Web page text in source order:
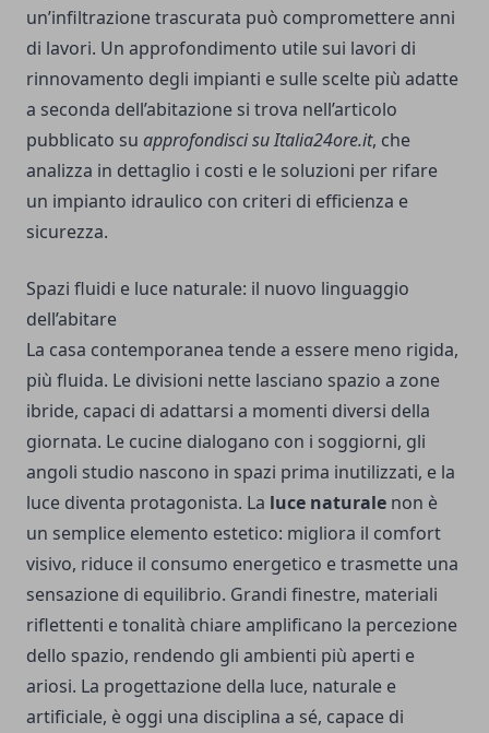
un’infiltrazione trascurata può compromettere anni
di lavori. Un approfondimento utile sui lavori di
rinnovamento degli impianti e sulle scelte più adatte
a seconda dell’abitazione si trova nell’articolo
pubblicato su approfondisci su Italia24ore.it, che
analizza in dettaglio i costi e le soluzioni per rifare
un impianto idraulico con criteri di efficienza e
sicurezza.
Spazi fluidi e luce naturale: il nuovo linguaggio
dell’abitare
La casa contemporanea tende a essere meno rigida,
più fluida. Le divisioni nette lasciano spazio a zone
ibride, capaci di adattarsi a momenti diversi della
giornata. Le cucine dialogano con i soggiorni, gli
angoli studio nascono in spazi prima inutilizzati, e la
luce diventa protagonista. La luce naturale non è
un semplice elemento estetico: migliora il comfort
visivo, riduce il consumo energetico e trasmette una
sensazione di equilibrio. Grandi finestre, materiali
riflettenti e tonalità chiare amplificano la percezione
dello spazio, rendendo gli ambienti più aperti e
ariosi. La progettazione della luce, naturale e
artificiale, è oggi una disciplina a sé, capace di